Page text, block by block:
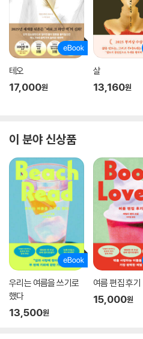
테오
17,000원
살
13,160원
이 분야 신상품
우리는 여름을 쓰기로
했다
13,500원
여름 편집 후기
15,000원